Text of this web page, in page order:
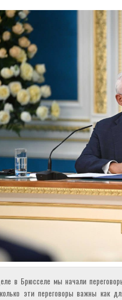
в Брюсселе мы начали
эти переговоры важны как